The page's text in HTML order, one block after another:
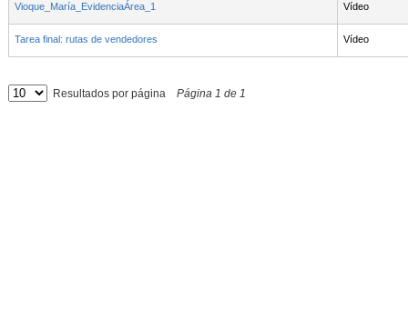
Vioque_María_EvidenciaÁrea_1 Vídeo
Tarea final: rutas de vendedores Vídeo
Resultados por página Página 1 de 1